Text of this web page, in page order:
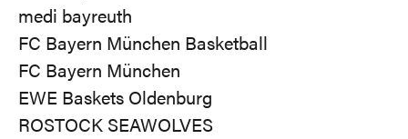
medi bayreuth
FC Bayern München Basketball
FC Bayern München
EWE Baskets Oldenburg
ROSTOCK SEAWOLVES